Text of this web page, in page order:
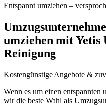
Entspannt umziehen –
umziehen mit Yetis
Reinigung
Kostengünstige Angebote &
Wenn es um einen entspannten
wir die beste Wahl als